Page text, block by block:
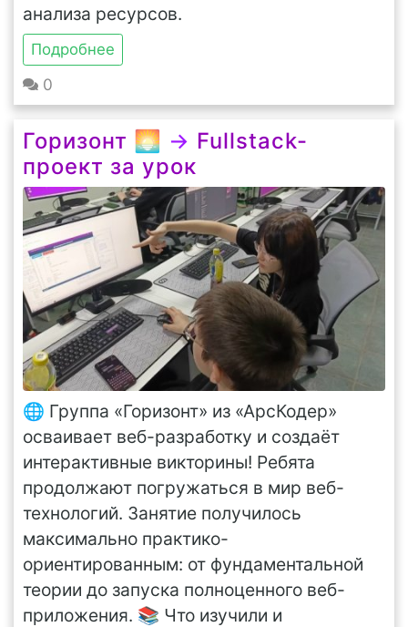
анализа ресурсов.
Подробнее
0
Горизонт 🌅 → Fullstack-
проект за урок
🌐 Группа «Горизонт» из «АрсКодер»
осваивает веб-разработку и создаёт
интерактивные викторины! Ребята
продолжают погружаться в мир веб-
технологий. Занятие получилось
максимально практико-
ориентированным: от фундаментальной
теории до запуска полноценного веб-
приложения. 📚 Что изучили и